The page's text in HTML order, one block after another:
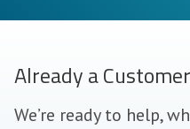
Already a
We’re ready to help,